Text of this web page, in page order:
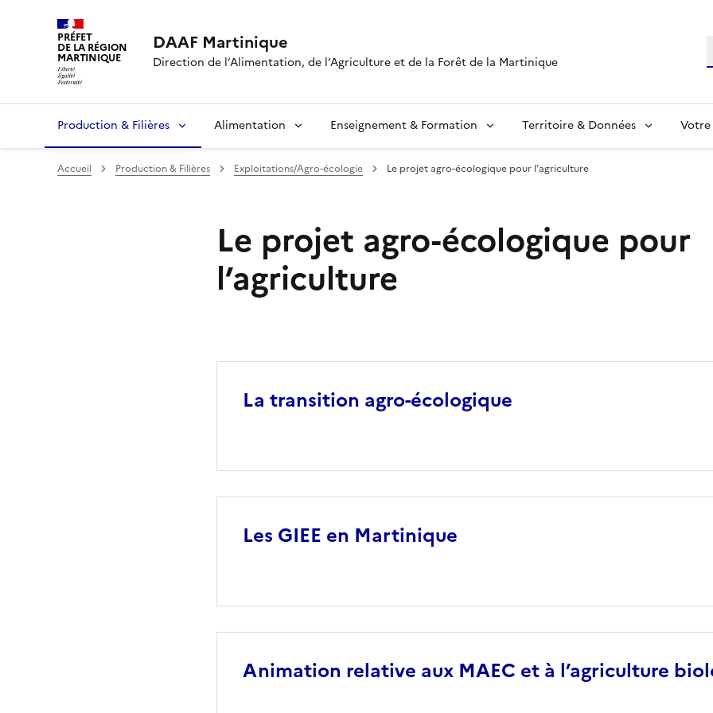
PRÉFET
DE LA RÉGION
MARTINIQUE
DAAF Martinique
Direction de l’Alimentation, de l’Agriculture et de la Forêt de la Martinique
Production & Filières Alimentation Enseignement & Formation Territoire & Données Votre
Accueil Production & Filières Exploitations/Agro-écologie Le projet agro-écologique pour l’agriculture
Le projet agro-écologique pour
l’agriculture
La transition agro-écologique
Les GIEE en Martinique
Animation relative aux MAEC et à l’agriculture